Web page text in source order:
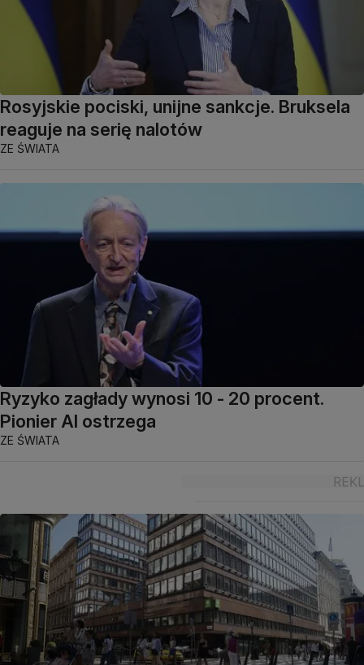
Rosyjskie pociski, unijne sankcje. Bruksela
reaguje na serię nalotów
ZE ŚWIATA
Ryzyko zagłady wynosi 10 - 20 procent.
Pionier AI ostrzega
ZE ŚWIATA